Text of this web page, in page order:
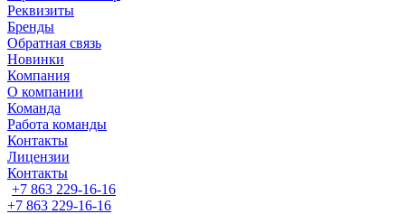
Реквизиты
Бренды
Обратная связь
Новинки
Компания
О компании
Команда
Работа команды
Контакты
Лицензии
Контакты
+7 863 229-16-16
+7 863 229-16-16